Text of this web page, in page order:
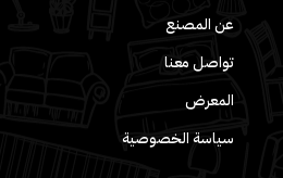
عن المصنع
تواصل معنا
المعرض
سياسة الخصوصية